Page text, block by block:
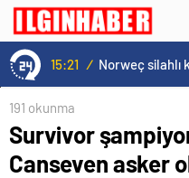
15:21 /
191 okunma
Survivor
Canseven asker